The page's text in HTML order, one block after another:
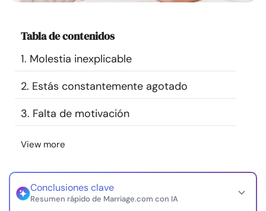
Encuentra un terapeuta
Idioma
© Copyright 2026. Todos los derechos reservados.
Tabla de contenidos
1. Molestia inexplicable
2. Estás constantemente agotado
3. Falta de motivación
View more
Conclusiones clave
Resumen rápido de Marriage.com con IA